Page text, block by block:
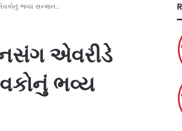
સેવકોનું ભવ્ય સન્માન..
એવરીડે
ભવ્ય